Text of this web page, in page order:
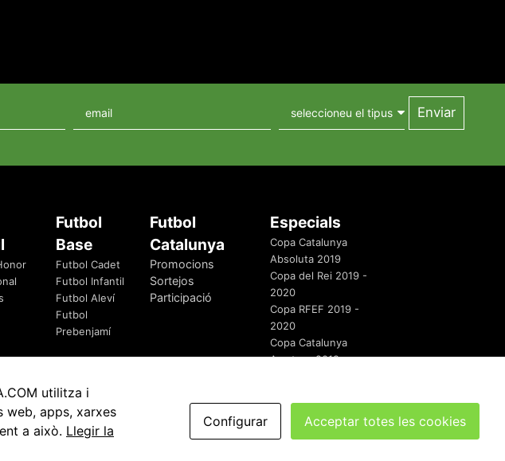
Futbol
Base
Futbol Cadet
Futbol Infantil
Futbol Aleví
Futbol
Prebenjamí
Futbol
Catalunya
Promocions
Sortejos
Participació
Especials
Copa Catalunya
Absoluta 2019
Copa del Rei 2019 -
2020
Copa RFEF 2019 -
2020
Copa Catalunya
Amateur 2019
Política de Cookies redaccio@futbolcatalunya.com
utilitza i
web, apps, xarxes
a això. Llegir la
Configurar Acceptar totes les cookies